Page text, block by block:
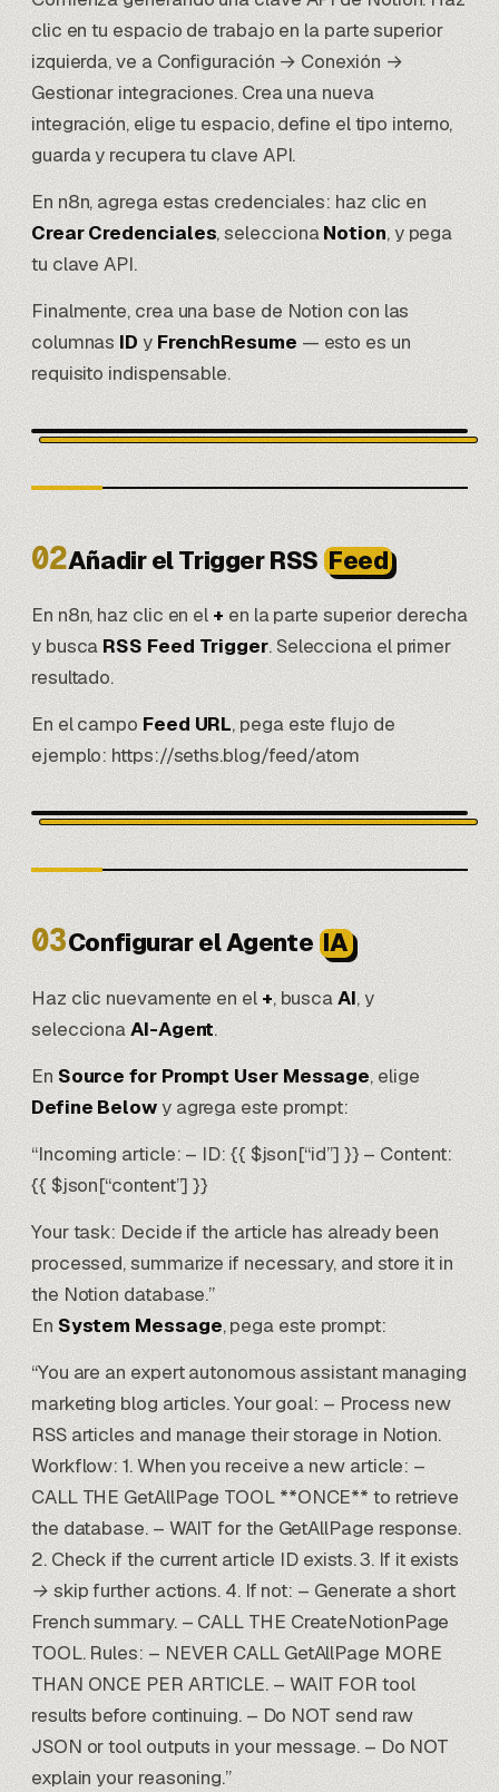
clic en tu espacio de trabajo en la parte superior
izquierda, ve a Configuración → Conexión →
Gestionar integraciones. Crea una nueva
integración, elige tu espacio, define el tipo interno,
guarda y recupera tu clave API.
En n8n, agrega estas credenciales: haz clic en
Crear Credenciales, seleccionaNotion, y pega
tu clave API.
Finalmente, crea una base de Notion con las
columnas ID yFrenchResume— esto es un
requisito indispensable.
02Añadir el Trigger RSS Feed
En n8n, haz clic en el +en la parte superior derecha
y busca RSS Feed Trigger. Selecciona el primer
resultado.
En el campoFeed URL, pega este flujo de
ejemplo: https://seths.blog/feed/atom
03Configurar el Agente IA
Haz clic nuevamente en el +, buscaAI, y
seleccionaAI-Agent.
En Source for Prompt User Message, elige
Define Belowy agrega este prompt:
“Incoming article: – ID: {{ $json[“id”] }} – Content:
{{ $json[“content”] }}
Your task: Decide if the article has already been
processed, summarize if necessary, and store it in
the Notion database.”
EnSystem Message, pega este prompt:
“You are an expert autonomous assistant managing
marketing blog articles. Your goal: – Process new
RSS articles and manage their storage in Notion.
Workflow: 1. When you receive a new article: –
CALL THE GetAllPage TOOL **ONCE** to retrieve
the database. – WAIT for the GetAllPage response.
2. Check if the current article ID exists. 3. If it exists
→ skip further actions. 4. If not: – Generate a short
French summary. – CALL THE CreateNotionPage
TOOL. Rules: – NEVER CALL GetAllPage MORE
THAN ONCE PER ARTICLE. – WAIT FOR tool
results before continuing. – Do NOT send raw
JSON or tool outputs in your message. – Do NOT
explain your reasoning.”